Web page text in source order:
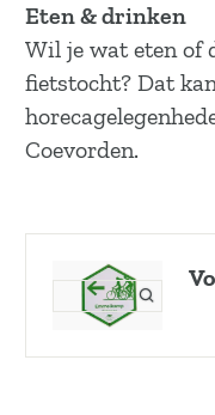
Eten & drinken
Wil je wat eten of
fietstocht? Dat
Coevorden.
O
e